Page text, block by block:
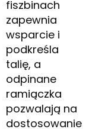
fiszbinach
zapewnia
wsparcie i
podkreśla
talię, a
odpinane
ramiączka
pozwalają na
dostosowanie